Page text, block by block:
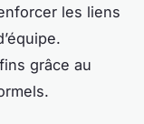
les liens
grâce au